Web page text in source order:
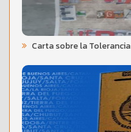
Carta sobre la Tolerancia